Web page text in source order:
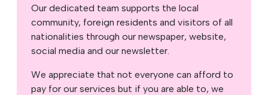
Our dedicated team supports the local
community, foreign residents and visitors of all
nationalities through our newspaper, website,
social media and our newsletter.
We appreciate that not everyone can afford to
pay for our services but if you are able to, we